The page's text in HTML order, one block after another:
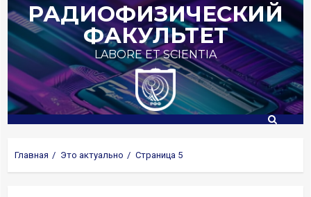
содержимому
РАДИОФИЗИЧЕСКИЙ
ФАКУЛЬТЕТ
LABORE ET SCIENTIA
Главная Это актуально Страница 5